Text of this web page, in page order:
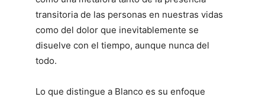
transitoria de las personas en nuestras vidas
como del dolor que inevitablemente se
disuelve con el tiempo, aunque nunca del
todo.
Lo que distingue a Blanco es su enfoque